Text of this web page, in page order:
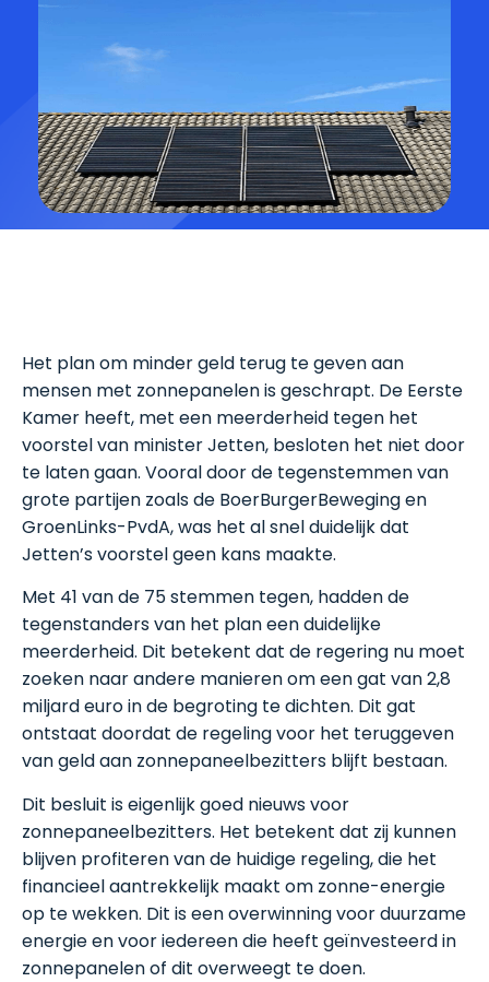
Het plan om minder geld terug te geven aan
mensen met zonnepanelen is geschrapt. De Eerste
Kamer heeft, met een meerderheid tegen het
voorstel van minister Jetten, besloten het niet door
te laten gaan. Vooral door de tegenstemmen van
grote partijen zoals de BoerBurgerBeweging en
GroenLinks-PvdA, was het al snel duidelijk dat
Jetten’s voorstel geen kans maakte.
Met 41 van de 75 stemmen tegen, hadden de
tegenstanders van het plan een duidelijke
meerderheid. Dit betekent dat de regering nu moet
zoeken naar andere manieren om een gat van 2,8
miljard euro in de begroting te dichten. Dit gat
ontstaat doordat de regeling voor het teruggeven
van geld aan zonnepaneelbezitters blijft bestaan.
Dit besluit is eigenlijk goed nieuws voor
zonnepaneelbezitters. Het betekent dat zij kunnen
blijven profiteren van de huidige regeling, die het
financieel aantrekkelijk maakt om zonne-energie
op te wekken. Dit is een overwinning voor duurzame
energie en voor iedereen die heeft geïnvesteerd in
zonnepanelen of dit overweegt te doen.